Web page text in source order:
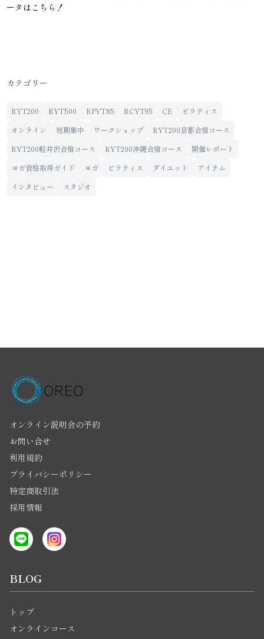
ータはこちら！
カテゴリー
RYT200 RYT500 RPYT85 RCYT95 CE
ピラティス
オンライン
短期集中 ワークショップ
RYT200京都合宿コース
RYT200軽井沢合宿コース
RYT200沖縄合宿コース
開催レポート
ヨガ資格取得ガイド
ヨガ ピラティス ダイエット
アイテム
インタビュー
スタジオ
オンライン説明会の予約
お問い合せ
利用規約
プライバシーポリシー
特定商取引法
採用情報
BLOG
トップ
オンラインコース